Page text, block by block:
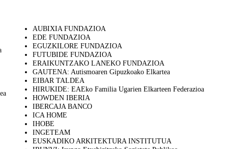
AUBIXIA FUNDAZIOA
EDE FUNDAZIOA
EGUZKILORE FUNDAZIOA
FUTUBIDE FUNDAZIOA
ERAIKUNTZAKO LANEKO FUNDAZIOA
GAUTENA: Autismoaren Gipuzkoako Elkartea
EIBAR TALDEA
HIRUKIDE: EAEko Familia Ugarien Elkarteen Federazioa
HOWDEN IBERIA
IBERCAJA BANCO
ICA HOME
IHOBE
INGETEAM
EUSKADIKO ARKITEKTURA INSTITUTUA